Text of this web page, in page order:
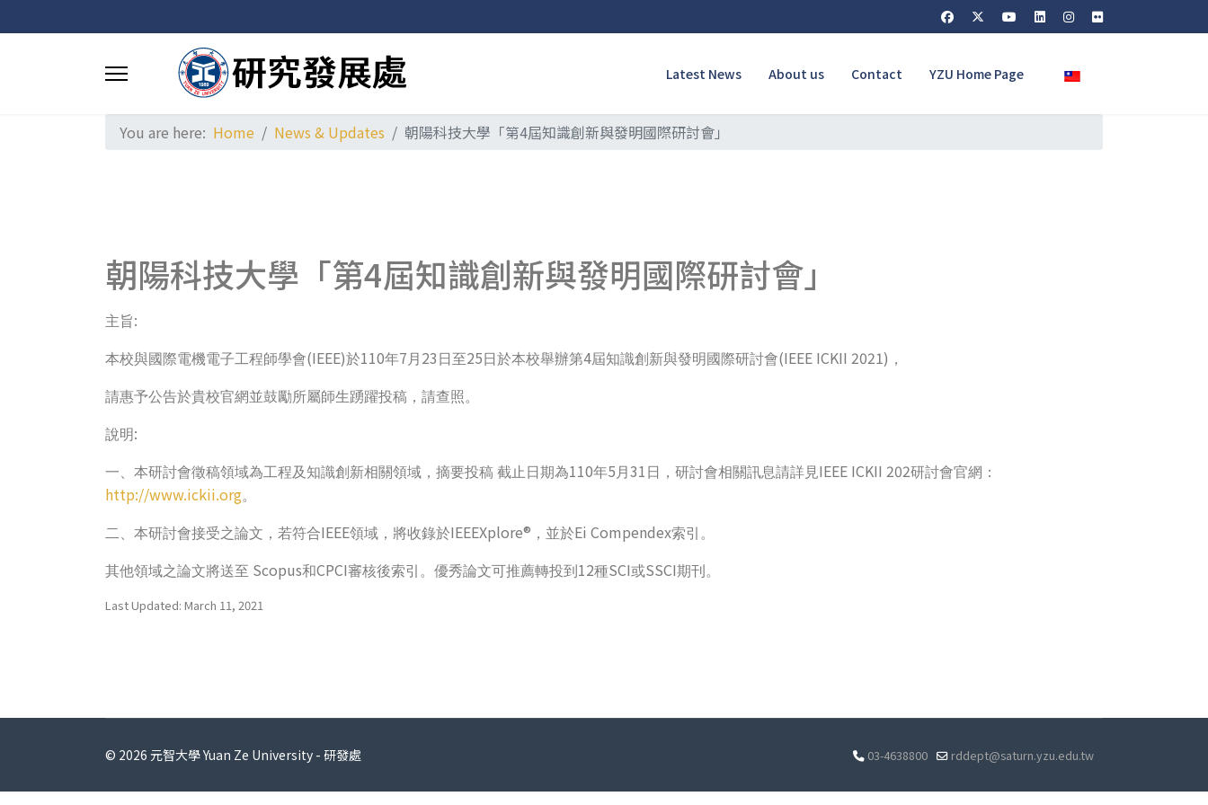
Latest News About us Contact YZU Home Page Select your language
You are here: Home News & Updates 朝陽科技大學「第4屆知識創新與發明國際研討會」
朝陽科技大學「第4屆知識創新與發明國際研討會」
主旨:
本校與國際電機電子工程師學會(IEEE)於110年7 月 23 日至25 日於本校舉辦第4屆知識創新與發明國際研討會(IEEE ICKII 2021) ，
請惠予公告於貴校官網並鼓勵所屬師生踴躍投稿，請查照。
說明:
一、本研討會徵稿領域為工程及知識創新相關領域，摘要投稿 截止日期為110年5 月 31 日， 研討會相關訊息請詳見IEEE ICKII 202研討會官網：
http://www.ickii.org。
二、本研討會接受之論文，若符合IEEE領域，將收錄於IEEEXplore® ，並於Ei Compendex索引。
其他領域之論文將送至 Scopus和CPCI審核後索引。 優秀論文可推薦轉投到 12種SCI或SSCI期刊。
Last Updated: March 11, 2021
© 2026 元智大學 Yuan Ze University - 研發處 03-4638800 rddept@saturn.yzu.edu.tw